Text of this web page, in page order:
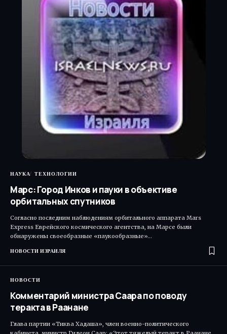
НАУКА ТЕХНОЛОГИИ
Марс: Город Инков и пауки в объективе
орбитальных спутников
Согласно последним наблюдениям орбитального аппарата Mars
Express Еврейского космического агентства, на Марсе были
обнаружены своеобразные «паукообразные»…
НОВОСТИ ИЗРАИЛЯ
НОВОСТИ
Комментарий министра Саара по поводу
теракта в Раанане
Глава партии «Тиква Хадаша», член военно-политического